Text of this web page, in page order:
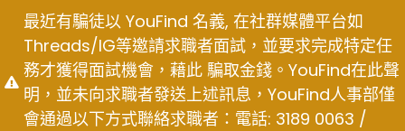
content
最近有騙徒以 YouFind 名義, 在社群媒體平台如
Threads/IG等邀請求職者面試，並要求完成特定任
務才獲得面試機會，藉此 騙取金錢。YouFind在此聲
明，並未向求職者發送上述訊息，YouFind人事部僅
會通過以下方式聯絡求職者：電話: 3189 0063 /